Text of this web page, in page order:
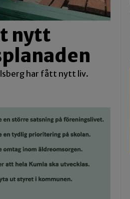
nytt
har fått nytt liv.